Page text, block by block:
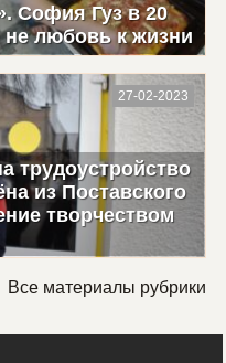
София Гуз в 20
не любовь к жизни
27-02-2023
трудоустройство
из Поставского
творчеством
Все материалы рубрики